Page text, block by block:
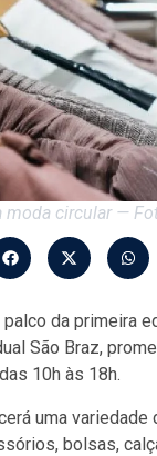
moda circular —
da primeira
São Braz,
10h às 18h.
uma variedade
bolsas,